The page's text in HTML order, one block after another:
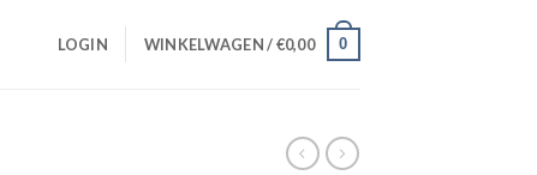
LOGIN WINKELWAGEN /€0,00 0